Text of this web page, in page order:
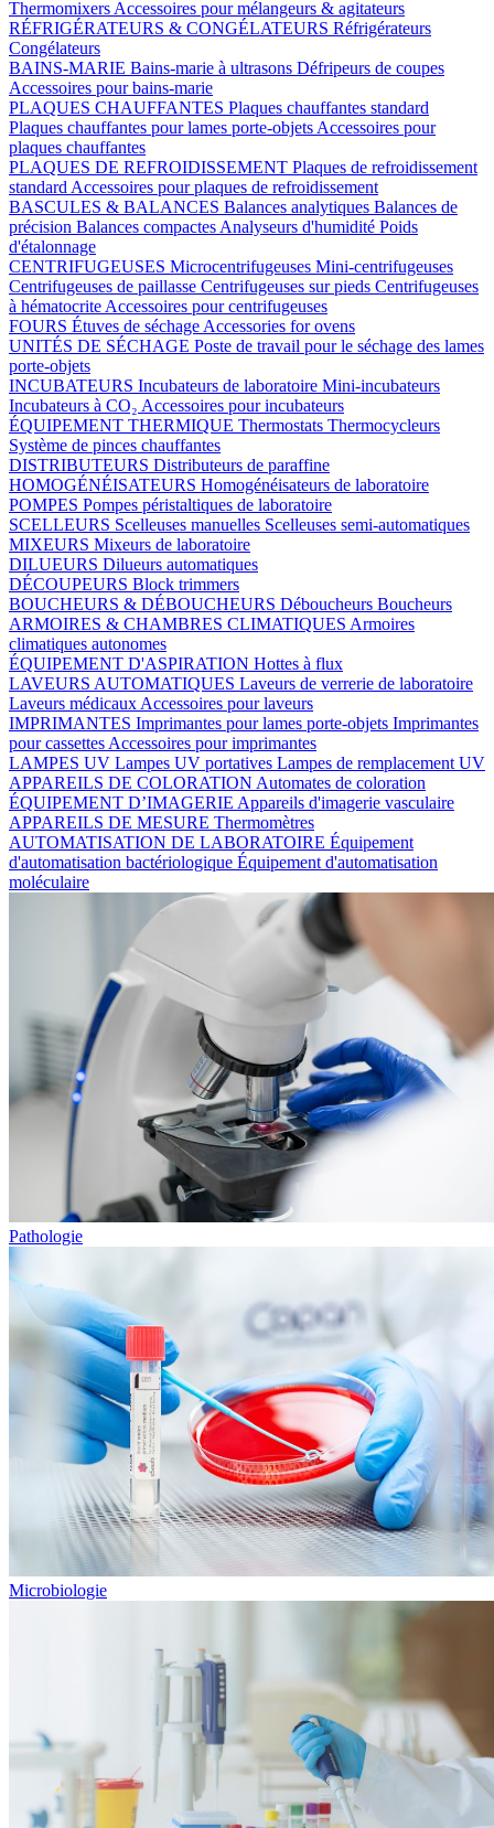
Thermomixers Accessoires pour mélangeurs & agitateurs
RÉFRIGÉRATEURS & CONGÉLATEURS Réfrigérateurs
Congélateurs
BAINS-MARIE Bains-marie à ultrasons Défripeurs de coupes
Accessoires pour bains-marie
PLAQUES CHAUFFANTES Plaques chauffantes standard
Plaques chauffantes pour lames porte-objets Accessoires pour
plaques chauffantes
PLAQUES DE REFROIDISSEMENT Plaques de refroidissement
standard Accessoires pour plaques de refroidissement
BASCULES & BALANCES Balances analytiques Balances de
précision Balances compactes Analyseurs d'humidité Poids
d'étalonnage
CENTRIFUGEUSES Microcentrifugeuses Mini-centrifugeuses
Centrifugeuses de paillasse Centrifugeuses sur pieds Centrifugeuses
à hématocrite Accessoires pour centrifugeuses
FOURS Étuves de séchage Accessories for ovens
UNITÉS DE SÉCHAGE Poste de travail pour le séchage des lames
porte-objets
INCUBATEURS Incubateurs de laboratoire Mini-incubateurs
Incubateurs à CO₂ Accessoires pour incubateurs
ÉQUIPEMENT THERMIQUE Thermostats Thermocycleurs
Système de pinces chauffantes
DISTRIBUTEURS Distributeurs de paraffine
HOMOGÉNÉISATEURS Homogénéisateurs de laboratoire
POMPES Pompes péristaltiques de laboratoire
SCELLEURS Scelleuses manuelles Scelleuses semi-automatiques
MIXEURS Mixeurs de laboratoire
DILUEURS Dilueurs automatiques
DÉCOUPEURS Block trimmers
BOUCHEURS & DÉBOUCHEURS Déboucheurs Boucheurs
ARMOIRES & CHAMBRES CLIMATIQUES Armoires
climatiques autonomes
ÉQUIPEMENT D'ASPIRATION Hottes à flux
LAVEURS AUTOMATIQUES Laveurs de verrerie de laboratoire
Laveurs médicaux Accessoires pour laveurs
IMPRIMANTES Imprimantes pour lames porte-objets Imprimantes
pour cassettes Accessoires pour imprimantes
LAMPES UV Lampes UV portatives Lampes de remplacement UV
APPAREILS DE COLORATION Automates de coloration
ÉQUIPEMENT D’IMAGERIE Appareils d'imagerie vasculaire
APPAREILS DE MESURE Thermomètres
AUTOMATISATION DE LABORATOIRE Équipement
d'automatisation bactériologique Équipement d'automatisation
moléculaire
Pathologie
Microbiologie